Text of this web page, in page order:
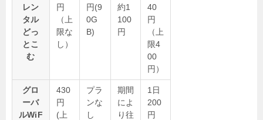
レン
タル
どっ
とこ
む
円
（上
限な
し）
円(9
0G
B)
約1
100
円
40
円
（上
限4
00
円）
グロ
ーバ
ルWiF
430
円
(上
プラ
ンな
し
期間
によ
り往
1日
200
円